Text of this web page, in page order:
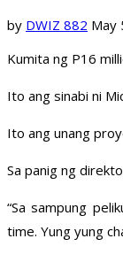
by DWIZ 882 May
Kumita ng P16
Ito ang sinabi ni
Ito ang unang
Sa panig ng
“Sa sampung
time. Yung yung